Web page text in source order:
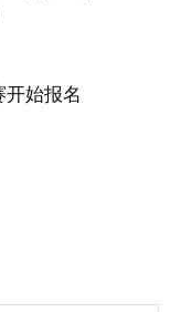
开始报名